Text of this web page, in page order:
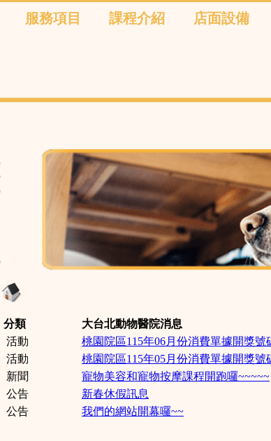
服務項目 課程介紹 店面設備
分類 大台北動物醫院消息
活動
桃園院區115年06月份消費單據開獎號
活動
桃園院區115年05月份消費單據開獎號
新聞
寵物美容和寵物按摩課程開跑囉~~~~~
公告
新春休假訊息
公告
我們的網站開幕囉~~